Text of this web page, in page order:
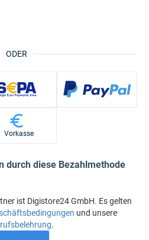
ODER
Vorkasse
durch diese Bezahlmethode
ist Digistore24 GmbH. Es gelten
und unsere
.